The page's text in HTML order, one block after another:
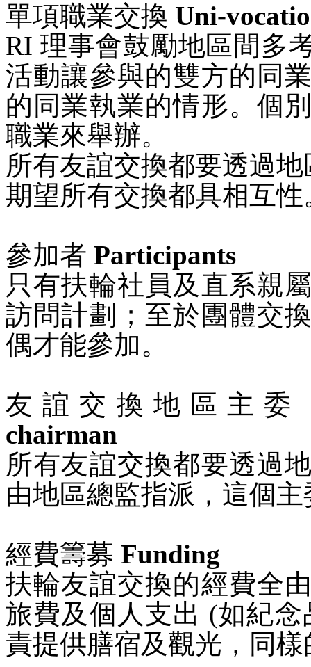
單項職業交換 Uni-
RI 理事會鼓勵地區間多
活動讓參與的雙方的同
的同業執業的情形。個
職業來舉辦。
所有友誼交換都要透過
期望所有交換都具相互性
參加者 Participants
只有扶輪社員及直系親
訪問計劃；至於團體交
偶才能參加。
友誼交換地區主委
chairman
所有友誼交換都要透過
由地區總監指派，這個
經費籌募 Funding
扶輪友誼交換的經費全
旅費及個人支出 (如紀念
責提供膳宿及觀光，同